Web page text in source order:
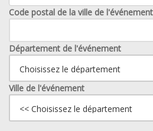
Code postal de la ville de l'événement
Département de l'événement
Ville de l'événement